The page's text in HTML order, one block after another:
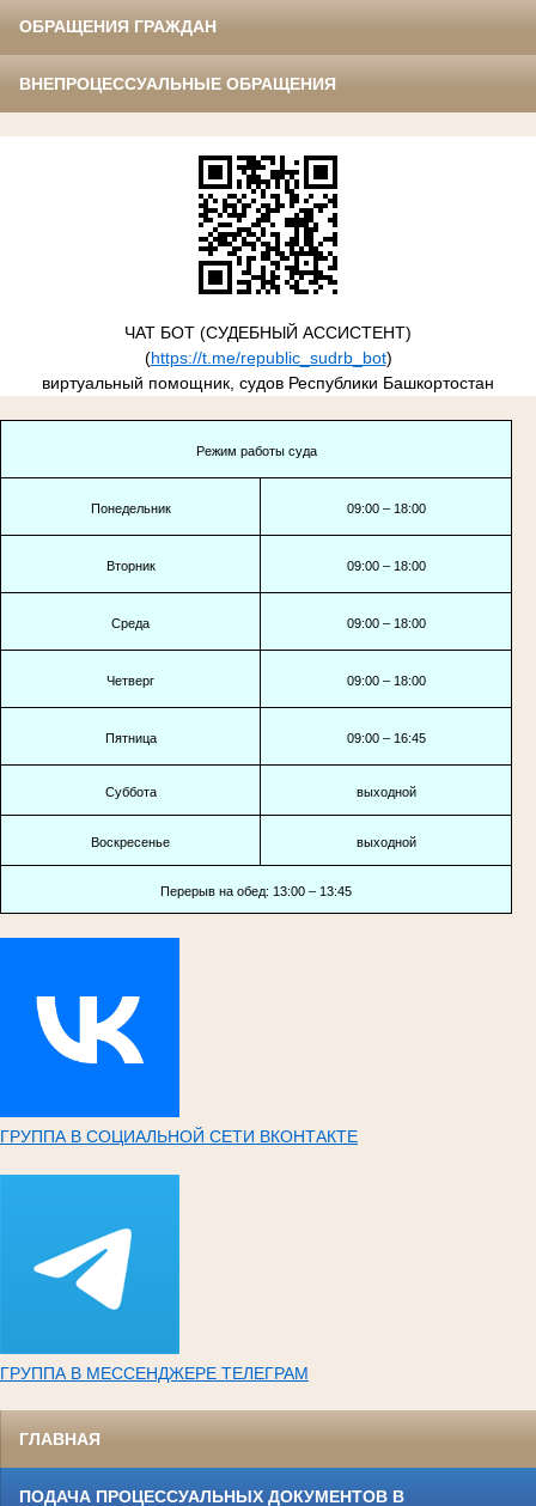
ОБРАЩЕНИЯ ГРАЖДАН
ВНЕПРОЦЕССУАЛЬНЫЕ ОБРАЩЕНИЯ
ЧАТ БОТ (СУДЕБНЫЙ АССИСТЕНТ)
(https://t.me/republic_sudrb_bot)
виртуальный помощник, судов Республики Башкортостан
Режим работы суда
Понедельник 09:00 – 18:00
Вторник 09:00 – 18:00
Среда 09:00 – 18:00
Четверг 09:00 – 18:00
Пятница 09:00 – 16:45
Суббота выходной
Воскресенье выходной
Перерыв на обед: 13:00 – 13:45
ГРУППА В СОЦИАЛЬНОЙ СЕТИ ВКОНТАКТЕ
ГРУППА В МЕССЕНДЖЕРЕ ТЕЛЕГРАМ
ГЛАВНАЯ
ПОДАЧА ПРОЦЕССУАЛЬНЫХ ДОКУМЕНТОВ В